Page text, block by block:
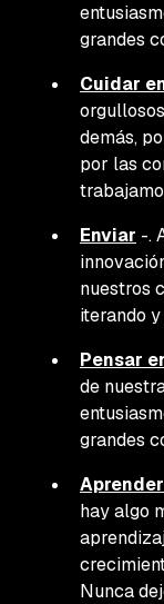
grandes
Cuidar
demás,
por las
Enviar -.
nuestros
iterando
Pensar
de
grandes
hay algo
Nunca